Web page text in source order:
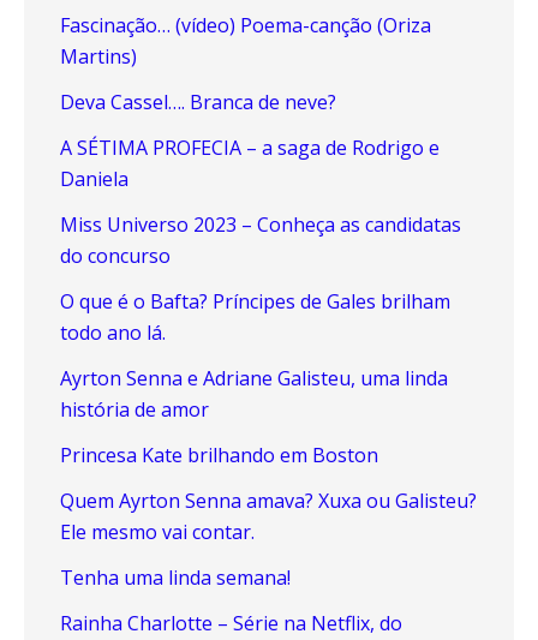
Fascinação… (vídeo) Poema-canção (Oriza
Martins)
Deva Cassel…. Branca de neve?
A SÉTIMA PROFECIA – a saga de Rodrigo e
Daniela
Miss Universo 2023 – Conheça as candidatas
do concurso
O que é o Bafta? Príncipes de Gales brilham
todo ano lá.
Ayrton Senna e Adriane Galisteu, uma linda
história de amor
Princesa Kate brilhando em Boston
Quem Ayrton Senna amava? Xuxa ou Galisteu?
Ele mesmo vai contar.
Tenha uma linda semana!
Rainha Charlotte – Série na Netflix, do